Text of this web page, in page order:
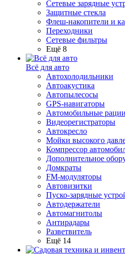
Сетевые зарядные
Защитные стекла
Флеш-накопители и
Переходники
Сетевые фильтры
Ещё 8
Всё для авто
Автохолодильники
Автоакустика
Автопылесосы
GPS-навигаторы
Автомобильные рации
Видеорегистраторы
Автокресло
Мойки высокого
Компрессор
Дополнительное
Домкраты
FM-модуляторы
Автовизитки
Пуско-зарядные
Автодержатели
Автомагнитолы
Антирадары
Разветвитель
Ещё 14